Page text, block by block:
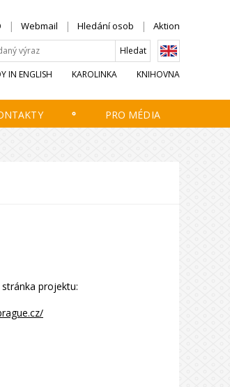
Webmail Hledání osob Aktion
IN ENGLISH KAROLINKA KNIHOVNA
PRO MÉDIA
projektu: